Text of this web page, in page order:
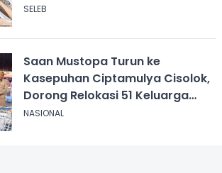
SELEB
Saan Mustopa Turun ke
Kasepuhan Ciptamulya Cisolok,
Dorong Relokasi 51 Keluarga
yang Mengungsi
NASIONAL